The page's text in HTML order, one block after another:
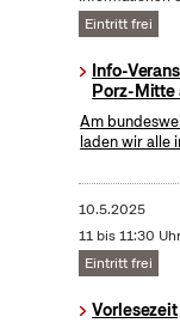
Eintritt frei
Info-
Porz-Mitte
Am
laden wir alle
10.5.2025
11 bis 11:30 Uhr
Eintritt frei
Vorlesezeit